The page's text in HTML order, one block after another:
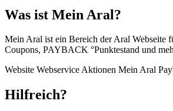
Was ist Mein Aral?
Mein Aral ist ein Bereich der Aral Webseite
Coupons, PAYBACK °Punktestand und
Website WebserviceAktionen Mein Aral
Hilfreich?